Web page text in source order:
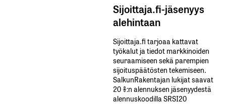
Sijoittaja.fi-jäsenyys
alehintaan
Sijoittaja.fi tarjoaa kattavat
työkalut ja tiedot markkinoiden
seuraamiseen sekä parempien
sijoituspäätösten tekemiseen.
SalkunRakentajan lukijat saavat
20 %:n alennuksen jäsenyydestä
alennuskoodilla SRSI20